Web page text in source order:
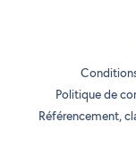
Politique de
Référencement,